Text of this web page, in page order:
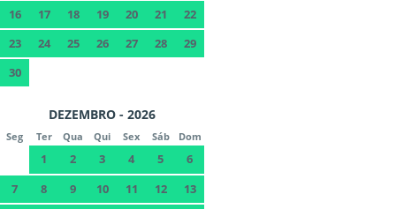
16
17 18 19 20 21
22
23
24 25 26 27 28
29
30
DEZEMBRO - 2026
Seg Ter Qua Qui Sex Sáb Dom
1 2 3 4 5
6
7
8 9 10 11 12
13